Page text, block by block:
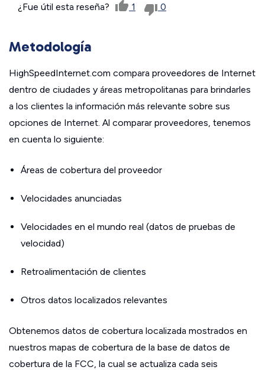
¿Fue útil esta reseña? 1 0
Metodología
HighSpeedInternet.com compara proveedores de Internet
dentro de ciudades y áreas metropolitanas para brindarles
a los clientes la información más relevante sobre sus
opciones de Internet. Al comparar proveedores, tenemos
en cuenta lo siguiente:
Áreas de cobertura del proveedor
Velocidades anunciadas
Velocidades en el mundo real (datos de pruebas de
velocidad)
Retroalimentación de clientes
Otros datos localizados relevantes
Obtenemos datos de cobertura localizada mostrados en
nuestros mapas de cobertura de la base de datos de
cobertura de la FCC, la cual se actualiza cada seis